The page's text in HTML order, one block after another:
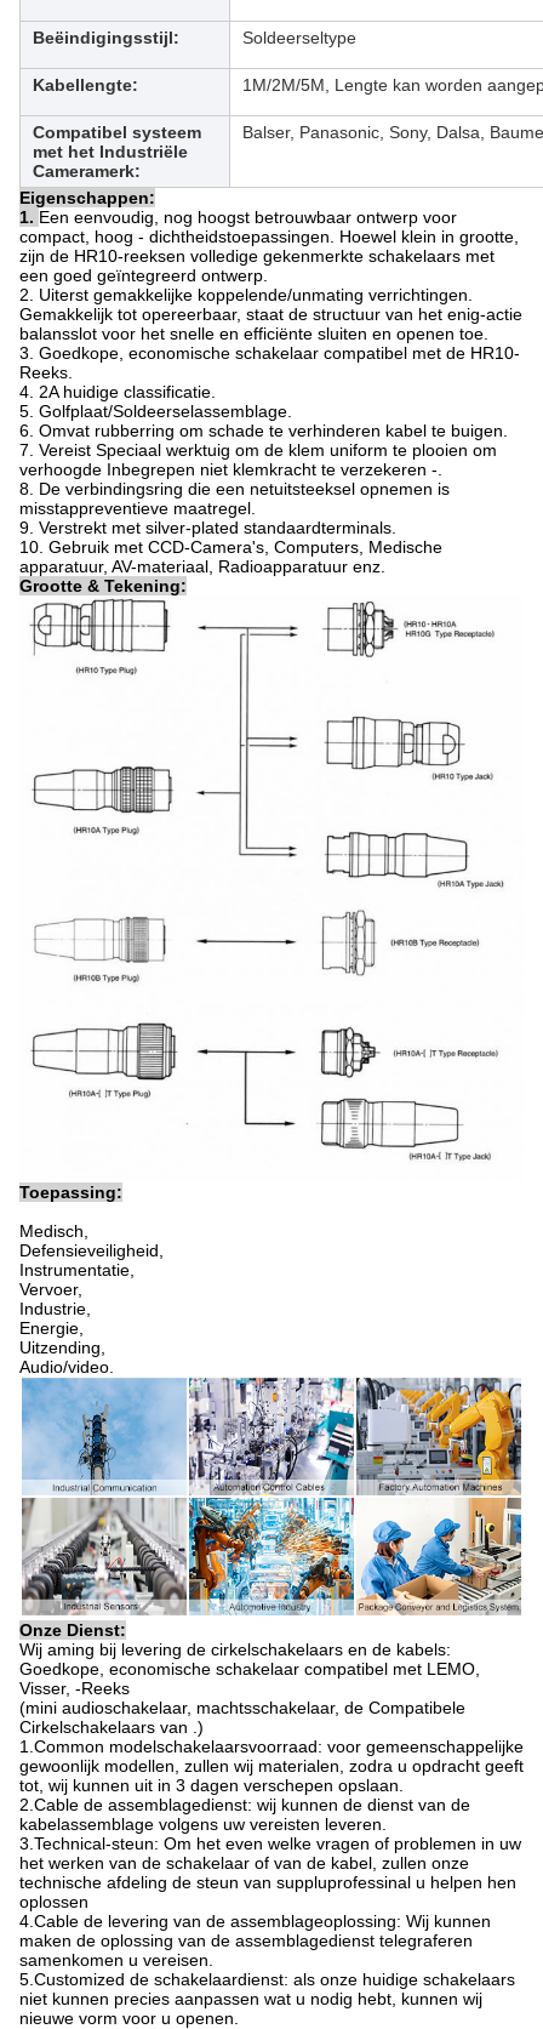
Beëindigingsstijl: Soldeerseltype
Kabellengte: 1M/2M/5M, Lengte kan worden
Compatibel systeem
met het Industriële
Cameramerk:
Balser, Panasonic, Sony, Dalsa,
Eigenschappen:
1. Een eenvoudig, nog hoogst betrouwbaar ontwerp voor
compact, hoog - dichtheidstoepassingen. Hoewel klein in grootte,
zijn de HR10-reeksen volledige gekenmerkte schakelaars met
een goed geïntegreerd ontwerp.
2. Uiterst gemakkelijke koppelende/unmating verrichtingen.
Gemakkelijk tot opereerbaar, staat de structuur van het enig-actie
balansslot voor het snelle en efficiënte sluiten en openen toe.
3. Goedkope, economische schakelaar compatibel met de HR10-
Reeks.
4. 2A huidige classificatie.
5. Golfplaat/Soldeerselassemblage.
6. Omvat rubberring om schade te verhinderen kabel te buigen.
7. Vereist Speciaal werktuig om de klem uniform te plooien om
verhoogde Inbegrepen niet klemkracht te verzekeren -.
8. De verbindingsring die een netuitsteeksel opnemen is
misstappreventieve maatregel.
9. Verstrekt met silver-plated standaardterminals.
10. Gebruik met CCD-Camera's, Computers, Medische
apparatuur, AV-materiaal, Radioapparatuur enz.
Grootte & Tekening:
Toepassing:
Medisch,
Defensieveiligheid,
Instrumentatie,
Vervoer,
Industrie,
Energie,
Uitzending,
Audio/video.
Onze Dienst:
Wij aming bij levering de cirkelschakelaars en de kabels:
Goedkope, economische schakelaar compatibel met LEMO,
Visser, -Reeks
(mini audioschakelaar, machtsschakelaar, de Compatibele
Cirkelschakelaars van .)
1.Common modelschakelaarsvoorraad: voor gemeenschappelijke
gewoonlijk modellen, zullen wij materialen, zodra u opdracht geeft
tot, wij kunnen uit in 3 dagen verschepen opslaan.
2.Cable de assemblagedienst: wij kunnen de dienst van de
kabelassemblage volgens uw vereisten leveren.
3.Technical-steun: Om het even welke vragen of problemen in uw
het werken van de schakelaar of van de kabel, zullen onze
technische afdeling de steun van suppluprofessinal u helpen hen
oplossen
4.Cable de levering van de assemblageoplossing: Wij kunnen
maken de oplossing van de assemblagedienst telegraferen
samenkomen u vereisen.
5.Customized de schakelaardienst: als onze huidige schakelaars
niet kunnen precies aanpassen wat u nodig hebt, kunnen wij
nieuwe vorm voor u openen.